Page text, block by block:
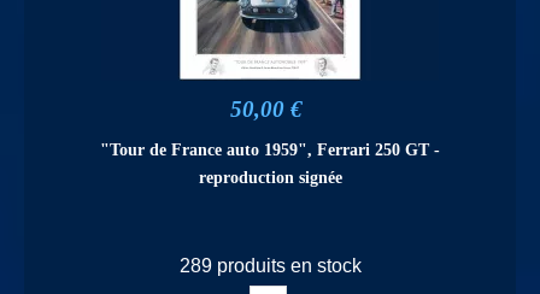
50,00 €
"Tour de France auto 1959", Ferrari 250 GT -
reproduction signée
289 produits en stock